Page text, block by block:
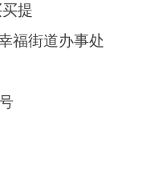
及地上所有
房屋征收范
根据调查结
屋建筑面积